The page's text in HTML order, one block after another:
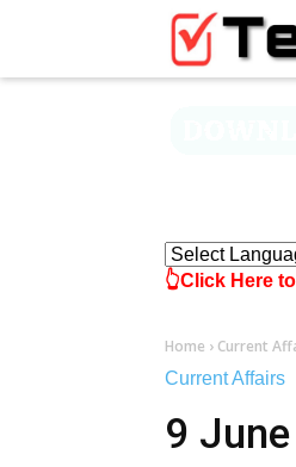
👆Click Here
Home › Current
Current Affairs
9